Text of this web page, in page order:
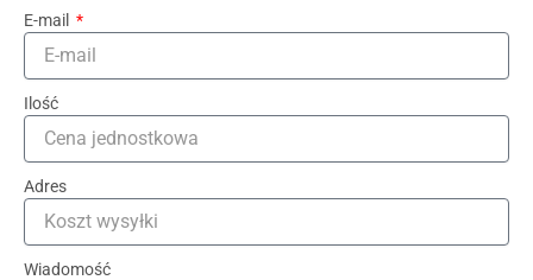
E-mail
Ilość
Adres
Wiadomość